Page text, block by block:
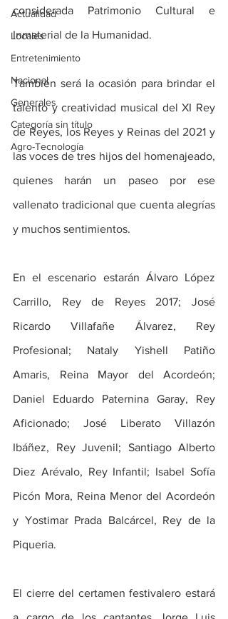
Actualidad
Locales
Entretenimiento
Nacional
Generales
Categoría sin título
Agro-Tecnología
considerada Patrimonio Cultural e
Inmaterial de la Humanidad.
También será la ocasión para brindar el
talento y creatividad musical del XI Rey
de Reyes, los Reyes y Reinas del 2021 y
las voces de tres hijos del homenajeado,
quienes harán un paseo por ese
vallenato tradicional que cuenta alegrías
y muchos sentimientos.
En el escenario estarán Álvaro López
Carrillo, Rey de Reyes 2017; José
Ricardo Villafañe Álvarez, Rey
Profesional; Nataly Yishell Patiño
Amaris, Reina Mayor del Acordeón;
Daniel Eduardo Paternina Garay, Rey
Aficionado; José Liberato Villazón
Ibáñez, Rey Juvenil; Santiago Alberto
Diez Arévalo, Rey Infantil; Isabel Sofía
Picón Mora, Reina Menor del Acordeón
y Yostimar Prada Balcárcel, Rey de la
Piqueria.
El cierre del certamen festivalero estará